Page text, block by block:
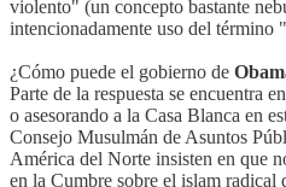
violento" (un concepto bastante
intencionadamente uso del término
¿Cómo puede el gobierno de
Parte de la respuesta se encuentra
o asesorando a la Casa Blanca en
Consejo Musulmán de Asuntos
América del Norte insisten en que
en la Cumbre sobre el islam radical